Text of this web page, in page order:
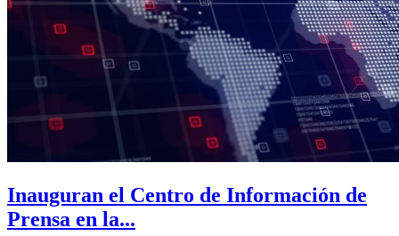
Inauguran el Centro de Información de
Prensa en la...